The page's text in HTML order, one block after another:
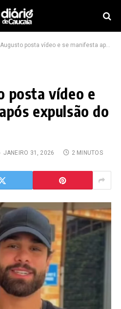
posta vídeo e se manifesta após expulsão do ‘BBB26’
posta vídeo e
expulsão do
JANEIRO 31, 2026 2 MINUTOS